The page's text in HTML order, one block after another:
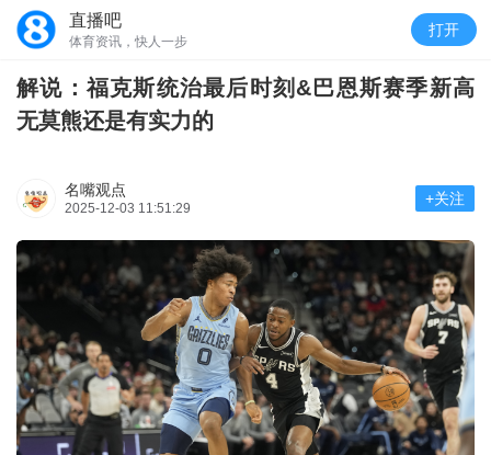
直播吧
体育资讯，快人一步
打开
解说：福克斯统治最后时刻&巴恩斯赛季新高
无莫熊还是有实力的
名嘴观点
2025-12-03 11:51:29
+关注